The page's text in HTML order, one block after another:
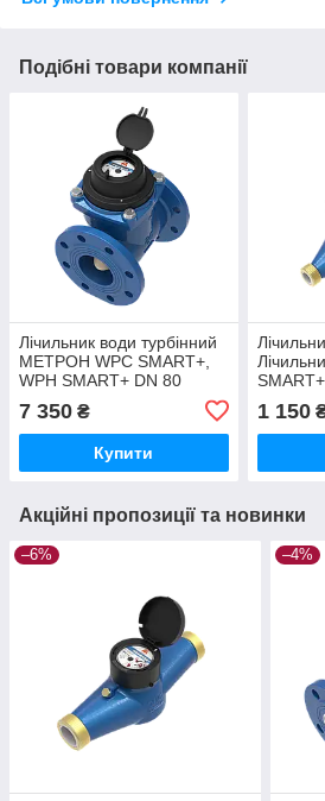
Подібні товари компанії
Лічильник води турбінний
МЕТРОН WPC SMART+,
WPH SMART+ DN 80
7 350 ₴
Купити
1 150
Акційні пропозиції та новинки
–6% –4%